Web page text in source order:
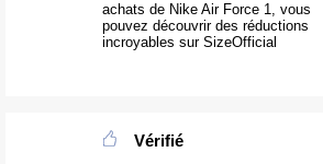
achats de Nike Air Force 1, vous
pouvez découvrir des réductions
incroyables sur SizeOfficial
Vérifié